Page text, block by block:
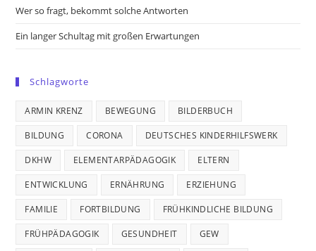
Wer so fragt, bekommt solche Antworten
Ein langer Schultag mit großen Erwartungen
Schlagworte
ARMIN KRENZ BEWEGUNG BILDERBUCH
BILDUNG CORONA DEUTSCHES KINDERHILFSWERK
DKHW ELEMENTARPÄDAGOGIK ELTERN
ENTWICKLUNG ERNÄHRUNG ERZIEHUNG
FAMILIE FORTBILDUNG FRÜHKINDLICHE BILDUNG
FRÜHPÄDAGOGIK GESUNDHEIT GEW